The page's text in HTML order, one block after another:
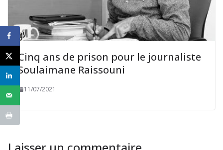
Cinq ans de prison pour le journaliste
Soulaimane Raissouni
11/07/2021